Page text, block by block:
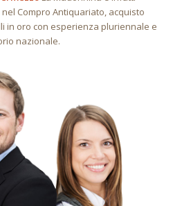
Compro Antiquariato, acquisto
in oro con esperienza pluriennale e
nazionale.